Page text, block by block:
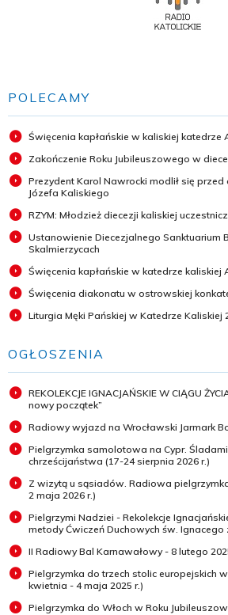
POLECAMY
Święcenia kapłańskie w kaliskiej katedrze
Zakończenie Roku Jubileuszowego w
Prezydent Karol Nawrocki modlił się
Józefa Kaliskiego
RZYM: Młodzież diecezji kaliskiej
Ustanowienie Diecezjalnego Sanktuarium
Skalmierzycach
Święcenia kapłańskie w katedrze kaliskiej
Święcenia diakonatu w ostrowskiej
Liturgia Męki Pańskiej w Katedrze Kaliskiej
OGŁOSZENIA
REKOLEKCJE IGNACJAŃSKIE W CIĄGU
nowy początek”
Radiowy wyjazd na Wrocławski Jarmark
Pielgrzymka samolotowa na Cypr.
chrześcijaństwa (17-24 sierpnia 2026 r.)
Z wizytą u sąsiadów. Radiowa
2 maja 2026 r.)
Pielgrzymi Nadziei - Rekolekcje
metody Ćwiczeń Duchowych św. Ignacego
II Radiowy Bal Karnawałowy - 8 lutego
Pielgrzymka do trzech stolic europejskich
kwietnia - 4 maja 2025 r.)
Pielgrzymka do Włoch w Roku